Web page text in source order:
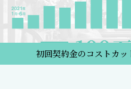
初回契約金のコストカ